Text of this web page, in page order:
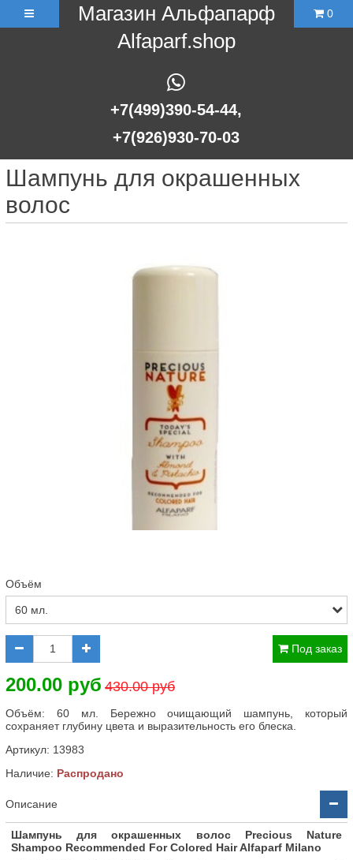
Магазин Альфапарф
Alfaparf.shop
+7(499)390-54-44,
+7(926)930-70-03
0
Шампунь для окрашенных
волос
Объём
Под заказ
200.00 руб 430.00 руб
Объём: 60 мл. Бережно очищающий шампунь, который
сохраняет глубину цвета и выразительность его блеска.
Артикул: 13983
Наличие: Распродано
Описание
Шампунь для окрашенных волосPrecious Nature
Shampoo Recommended For Colored Hair Alfaparf Milano